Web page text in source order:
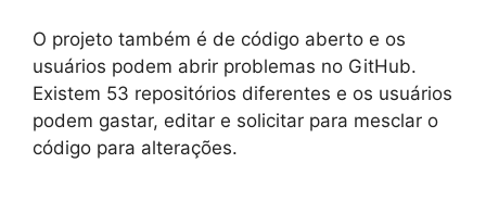
O projeto também é de código aberto e os
usuários podem abrir problemas no GitHub.
Existem 53 repositórios diferentes e os usuários
podem gastar, editar e solicitar para mesclar o
código para alterações.